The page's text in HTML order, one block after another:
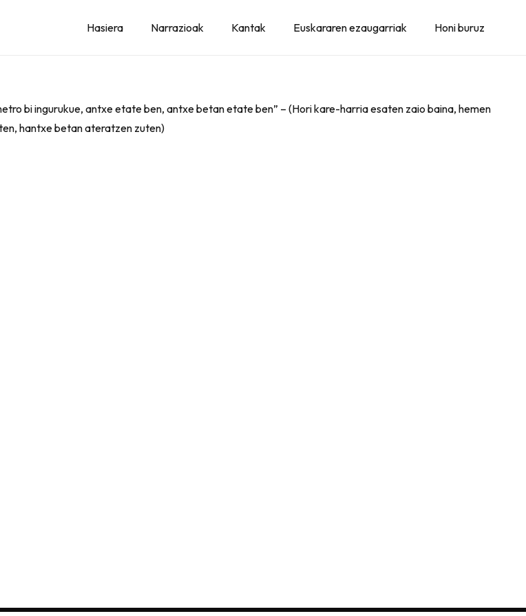
Hasiera Narrazioak Kantak Euskararen ezaugarriak Honi buruz
bi ingurukue, antxe etate ben, antxe betan etate ben” – (Hori kare-harria esaten zaio baina, hemen
hantxe betan ateratzen zuten)